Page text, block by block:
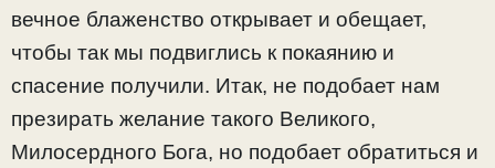
вечное блаженство открывает и обещает,
чтобы так мы подвиглись к покаянию и
спасение получили. Итак, не подобает нам
презирать желание такого Великого,
Милосердного Бога, но подобает обратиться и